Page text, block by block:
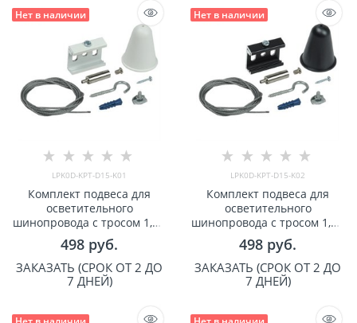
Нет в наличии
LPK0D-KPT-D15-K01
Комплект подвеса для
осветительного
шинопровода с тросом 1,5м
белый IEK арт LPK0D-KPT-
D15-K01
498 руб.
ЗАКАЗАТЬ (СРОК ОТ 2 ДО
7 ДНЕЙ)
Нет в наличии
LPK0D-KPT-D15-K02
Комплект подвеса для
осветительного
шинопровода с тросом 1,5м
черный IEK арт LPK0D-KPT-
D15-K02
498 руб.
ЗАКАЗАТЬ (СРОК ОТ 2 ДО
7 ДНЕЙ)